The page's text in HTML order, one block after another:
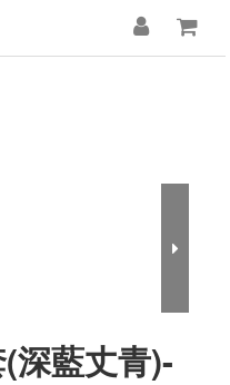
深藍丈青)-